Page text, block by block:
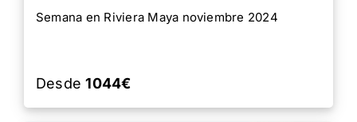
Semana en Riviera Maya noviembre 2024
Desde1044€